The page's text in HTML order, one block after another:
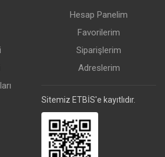
Hesap Panelim
Favorilerim
Siparişlerim
Adreslerim
Sitemiz ETBİS'e kayıtlıdır.